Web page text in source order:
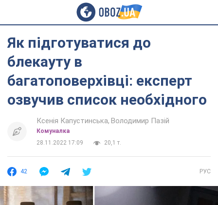
Як підготуватися до
блекауту в
багатоповерхівці: експерт
озвучив список необхідного
Ксенія Капустинська Володимир Пазій
Комуналка
28.11.2022 17:09
20,1 т.
42 РУС